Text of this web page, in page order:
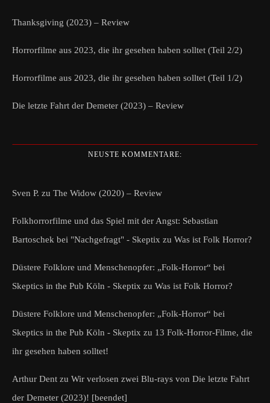
Thanksgiving (2023) – Review
Horrorfilme aus 2023, die ihr gesehen haben solltet (Teil 2/2)
Horrorfilme aus 2023, die ihr gesehen haben solltet (Teil 1/2)
Die letzte Fahrt der Demeter (2023) – Review
NEUSTE KOMMENTARE:
Sven P. zu The Widow (2020) – Review
Folkhorrorfilme und das Spiel mit der Angst: Sebastian
Bartoschek bei "Nachgefragt" - Skeptix zu Was ist Folk Horror?
Düstere Folklore und Menschenopfer: „Folk-Horror“ bei
Skeptics in the Pub Köln - Skeptix zu Was ist Folk Horror?
Düstere Folklore und Menschenopfer: „Folk-Horror“ bei
Skeptics in the Pub Köln - Skeptix zu 13 Folk-Horror-Filme, die
ihr gesehen haben solltet!
Arthur Dent zu Wir verlosen zwei Blu-rays von Die letzte Fahrt
der Demeter (2023)! [beendet]